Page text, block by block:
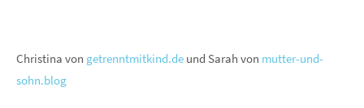
Christina von getrenntmitkind.de und Sarah von mutter-und-
sohn.blog